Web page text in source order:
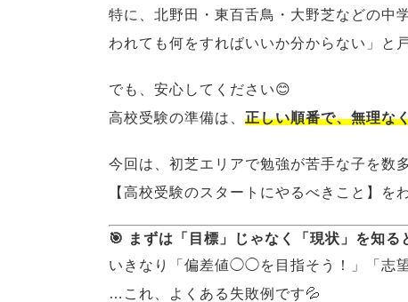
特に、北野田・東百舌鳥・大野芝などの中
われても何をすればいいか分からない」と
でも、安心してください😊
高校受験の準備は、 正しい順番で、無理な
今回は、初芝エリアで勉強が苦手な子を数
【高校受験のスタートにやるべきこと】を
🎯 まずは「目標」じゃなく「現状」を知る
いきなり「偏差値◯◯を目指そう！」「志望
…これ、よくある失敗例です💦